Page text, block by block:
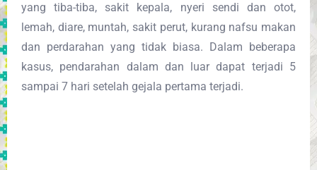
yang tiba-tiba, sakit kepala, nyeri sendi dan otot,
lemah, diare, muntah, sakit perut, kurang nafsu makan
dan perdarahan yang tidak biasa. Dalam beberapa
kasus, pendarahan dalam dan luar dapat terjadi 5
sampai 7 hari setelah gejala pertama terjadi.